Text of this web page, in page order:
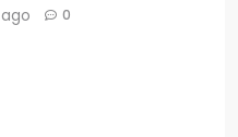
ago
0